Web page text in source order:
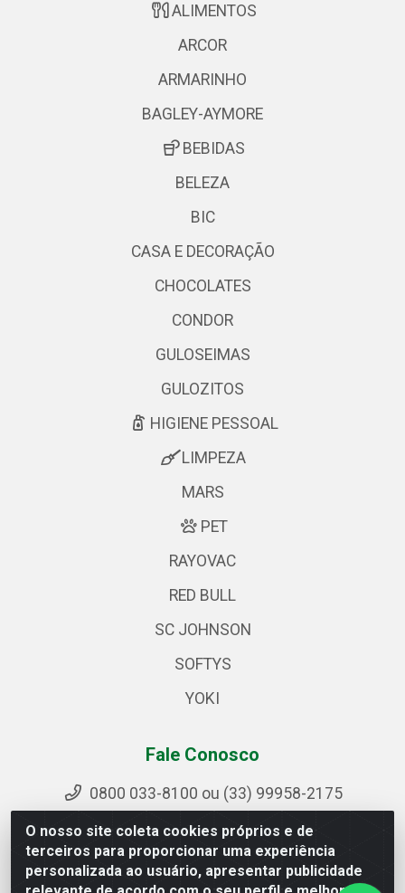
O nosso site coleta cookies próprios e de
terceiros para proporcionar uma experiência
personalizada ao usuário, apresentar publicidade
ALIMENTOS
ARCOR
ARMARINHO
BAGLEY-AYMORE
BEBIDAS
BELEZA
BIC
CASA E DECORAÇÃO
CHOCOLATES
CONDOR
GULOSEIMAS
GULOZITOS
HIGIENE PESSOAL
LIMPEZA
MARS
PET
RAYOVAC
RED BULL
SC JOHNSON
SOFTYS
YOKI
Fale Conosco
0800 033-8100 ou (33) 99958-2175
sac@ipirangamg.com.br
Acompanhe nossas publicações